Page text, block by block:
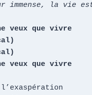
immense, la vie
veux que vivre
veux que vivre
l’exaspération